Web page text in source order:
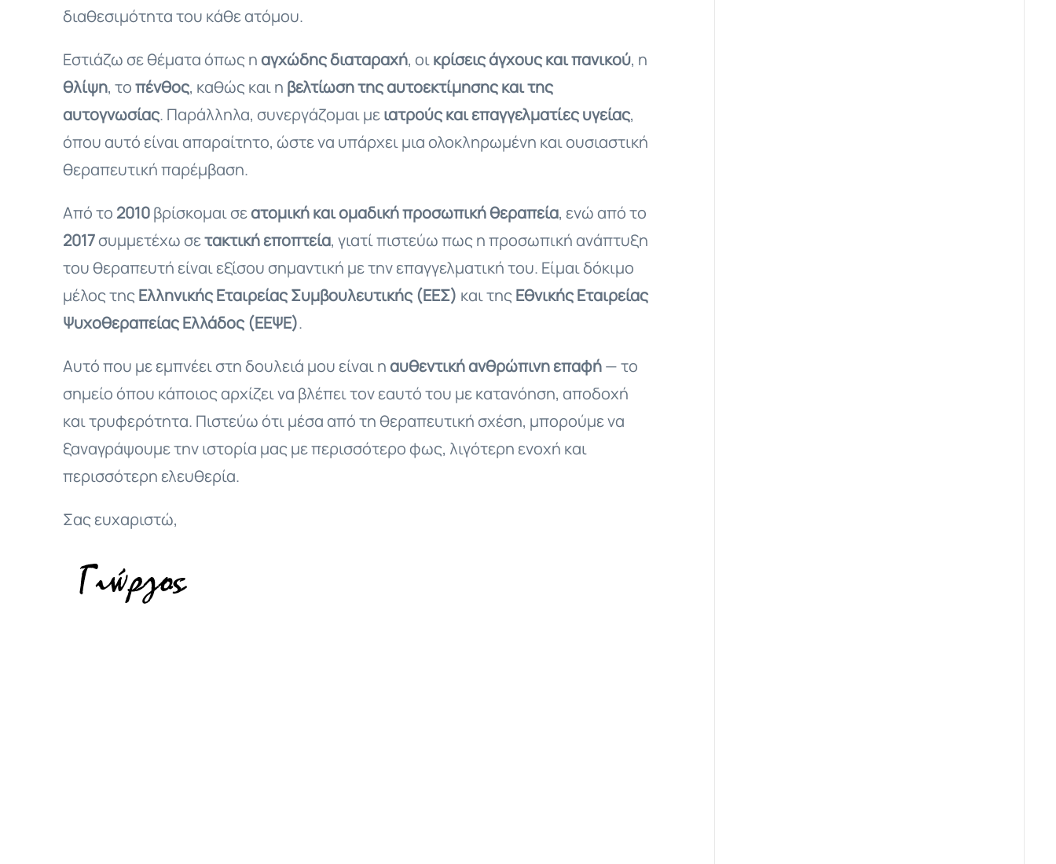
διαθεσιμότητα του κάθε ατόμου.
Εστιάζω σε θέματα όπως ηαγχώδης διαταραχή, οικρίσεις άγχους και πανικού, η
θλίψη, τοπένθος, καθώς και η βελτίωση της αυτοεκτίμησης και της
αυτογνωσίας. Παράλληλα, συνεργάζομαι μειατρούς και επαγγελματίες υγείας,
όπου αυτό είναι απαραίτητο, ώστε να υπάρχει μια ολοκληρωμένη και ουσιαστική
θεραπευτική παρέμβαση.
Από το 2010βρίσκομαι σεατομική και ομαδική προσωπική θεραπεία, ενώ από το
2017συμμετέχω σετακτική εποπτεία, γιατί πιστεύω πως η προσωπική ανάπτυξη
του θεραπευτή είναι εξίσου σημαντική με την επαγγελματική του. Είμαι δόκιμο
μέλος τηςΕλληνικής Εταιρείας Συμβουλευτικής (ΕΕΣ) και τηςΕθνικής Εταιρείας
Ψυχοθεραπείας Ελλάδος (ΕΕΨΕ).
Αυτό που με εμπνέει στη δουλειά μου είναι ηαυθεντική ανθρώπινη επαφή— το
σημείο όπου κάποιος αρχίζει να βλέπει τον εαυτό του με κατανόηση, αποδοχή
και τρυφερότητα. Πιστεύω ότι μέσα από τη θεραπευτική σχέση, μπορούμε να
ξαναγράψουμε την ιστορία μας με περισσότερο φως, λιγότερη ενοχή και
περισσότερη ελευθερία.
Σας ευχαριστώ,